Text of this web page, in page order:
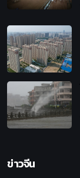
ข่าวจีน